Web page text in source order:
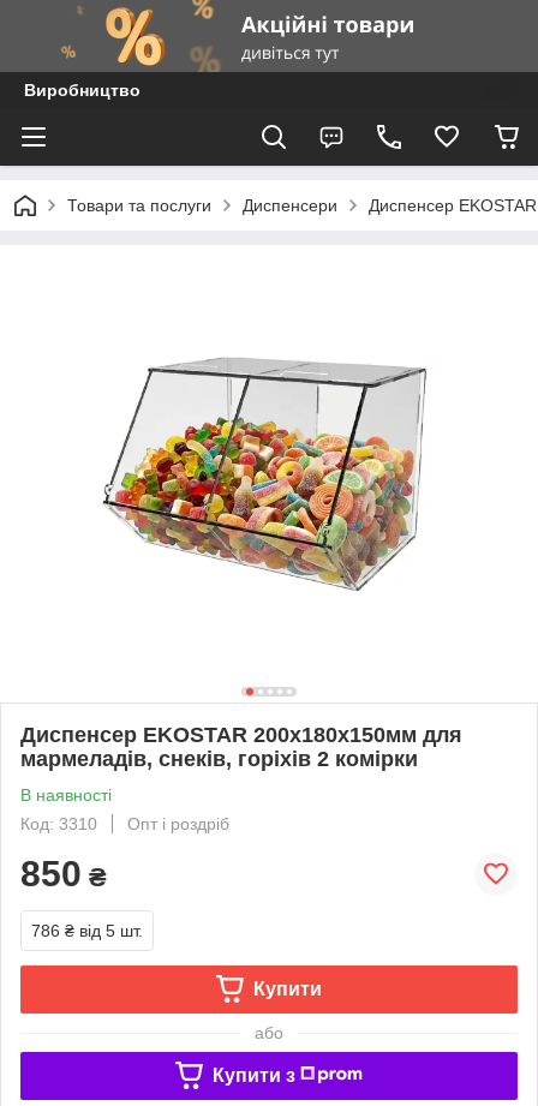
Виробництво
Товари та послуги Диспенсери Диспенсер
Диспенсер EKOSTAR 200х180х150мм для
мармеладів, снеків, горіхів 2 комірки
В наявності
Код: 3310
Опт і роздріб
850 ₴
786 ₴ від 5 шт.
Купити
або
Купити з